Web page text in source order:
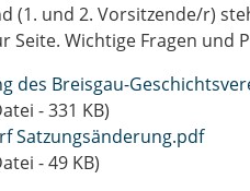
(1. und 2. Vorsitzende/r)
Seite. Wichtige Fragen
des Breisgau-
- 331 KB)
Satzungsänderung.pdf
- 49 KB)